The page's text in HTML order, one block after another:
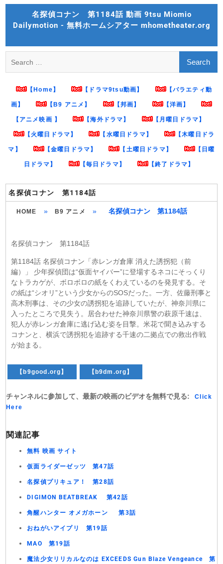
Skip
content
名探偵コナン 第1184話 動画 9tsu Miomio
Dailymotion - 無料ホームシアター mhometheater.org
for:
【Home】 【ドラマ9tsu動画】 【バラエティ動
画】 【B9 アニメ】 【邦画】 【洋画】
【アニメ映画 】 【海外ドラマ】 【月曜日ドラマ】
【火曜日ドラマ】 【水曜日ドラマ】 【木曜日ドラ
マ】 【金曜日ドラマ】 【土曜日ドラマ】 【日曜
日ドラマ】 【毎日ドラマ】 【終了ドラマ】
名探偵コナン 第1184話
HOME » B9 アニメ » 名探偵コナン 第1184話
名探偵コナン 第1184話
第1184話 名探偵コナン「赤レンガ倉庫 消えた誘拐犯（前
編）」 少年探偵団は“仮面ヤイバー”に登場するネコにそっくり
なトラカゲが、ボロボロの紙をくわえているのを発見する。そ
の紙は“シオリ”という少女からのSOSだった。一方、佐藤刑事と
高木刑事は、その少女の誘拐犯を追跡していたが、神奈川県に
入ったところで見失う。居合わせた神奈川県警の萩原千速は、
犯人が赤レンガ倉庫に逃げ込む姿を目撃。米花で聞き込みする
コナンと、横浜で誘拐犯を追跡する千速の二拠点での救出作戦
が始まる。
【b9good.org】 【b9dm.org】
チャンネルに参加して、最新の映画のビデオを無料で見る:
Click
Here
関連記事
無料 映画 サイト
仮面ライダーゼッツ 第47話
名探偵プリキュア！ 第28話
DIGIMON BEATBREAK 第42話
角醒ハンター オメガホーン 第3話
おねがいアイプリ 第19話
MAO 第19話
魔法少女リリカルなのは EXCEEDS Gun Blaze Vengeance 第